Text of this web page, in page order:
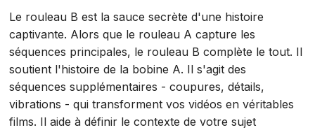
Le rouleau B est la sauce secrète d'une histoire
captivante. Alors que le rouleau A capture les
séquences principales, le rouleau B complète le tout. Il
soutient l'histoire de la bobine A. Il s'agit des
séquences supplémentaires - coupures, détails,
vibrations - qui transforment vos vidéos en véritables
films. Il aide à définir le contexte de votre sujet